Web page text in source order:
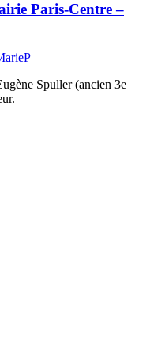
Paris-Centre –
Spuller (ancien 3e